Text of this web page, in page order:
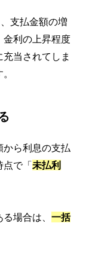
支払金額の増
金利の上昇程度
当されてしま
から利息の支払
点で「未払利
る場合は、一括